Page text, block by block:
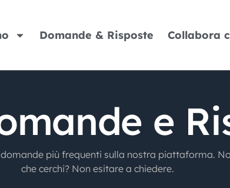
Domande & Risposte Collabora
e
più frequenti sulla nostra piattaforma.
che cerchi? Non esitare a chiedere.